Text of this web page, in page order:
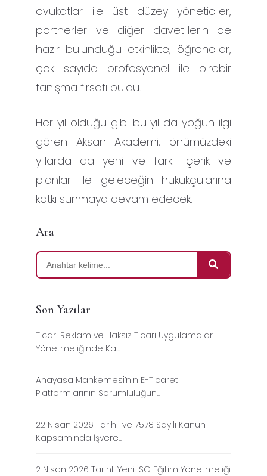
avukatlar ile üst düzey yöneticiler,
partnerler ve diğer davetlilerin de
hazır bulunduğu etkinlikte; öğrenciler,
çok sayıda profesyonel ile birebir
tanışma fırsatı buldu.
Her yıl olduğu gibi bu yıl da yoğun ilgi
gören Aksan Akademi, önümüzdeki
yıllarda da yeni ve farklı içerik ve
planları ile geleceğin hukukçularına
katkı sunmaya devam edecek.
Ara
Son Yazılar
Ticari Reklam ve Haksız Ticari Uygulamalar
Yönetmeliğinde Ka...
Anayasa Mahkemesi’nin E-Ticaret
Platformlarının Sorumluluğun...
22 Nisan 2026 Tarihli ve 7578 Sayılı Kanun
Kapsamında İşvere...
2 Nisan 2026 Tarihli Yeni İSG Eğitim Yönetmeliği